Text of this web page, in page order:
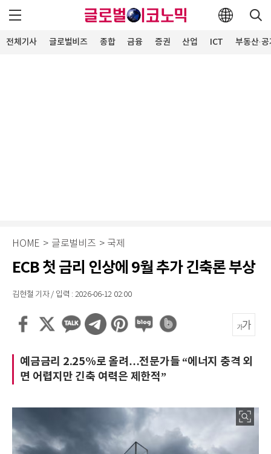
전체기사 글로벌비즈 종합 금융 증권 산업 ICT 부동산·
HOME > 글로벌비즈 > 국제
ECB 첫 금리 인상에 9월 추가 긴축론 부상
김현철 기자 / 입력 : 2026-06-12 02:00
예금금리 2.25%로 올려…전문가들 “에너지 충격 외
면 어렵지만 긴축 여력은 제한적”